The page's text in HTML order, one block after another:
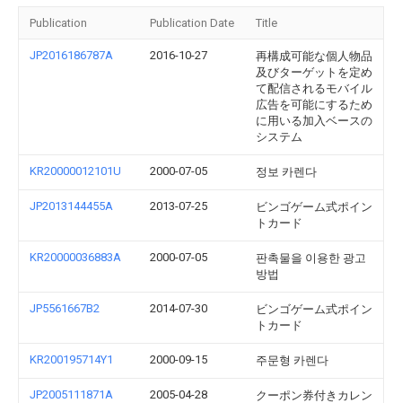
Publication Publication Date Title
JP2016186787A 2016-10-27
再構成可能な個人物品
及びターゲットを定め
て配信されるモバイル
広告を可能にするため
に用いる加入ベースの
システム
KR20000012101U 2000-07-05 정보 카렌다
JP2013144455A 2013-07-25
ビンゴゲーム式ポイン
トカード
KR20000036883A 2000-07-05
판촉물을 이용한 광고
방법
JP5561667B2 2014-07-30
ビンゴゲーム式ポイン
トカード
KR200195714Y1 2000-09-15 주문형 카렌다
JP2005111871A 2005-04-28
クーポン券付きカレン